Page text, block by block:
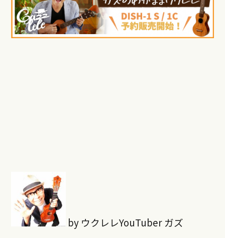
by ウクレレYouTuber ガズ